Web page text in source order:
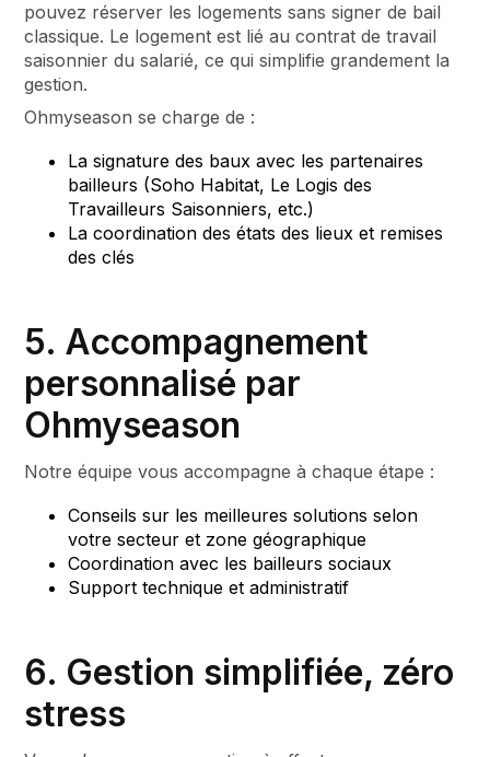
pouvez réserver les logements sans signer de bail
classique. Le logement est lié au contrat de travail
saisonnier du salarié, ce qui simplifie grandement la
gestion.
Ohmyseason se charge de :
La signature des baux avec les partenaires
bailleurs (Soho Habitat, Le Logis des
Travailleurs Saisonniers, etc.)
La coordination des états des lieux et remises
des clés
5. Accompagnement
personnalisé par
Ohmyseason
Notre équipe vous accompagne à chaque étape :
Conseils sur les meilleures solutions selon
votre secteur et zone géographique
Coordination avec les bailleurs sociaux
Support technique et administratif
6. Gestion simplifiée, zéro
stress